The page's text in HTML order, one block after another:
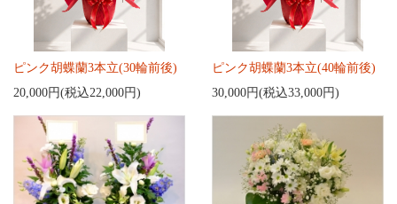
ピンク胡蝶蘭3本立(30輪前後)
20,000円(税込22,000円)
ピンク胡蝶蘭3本立(40輪前後)
30,000円(税込33,000円)